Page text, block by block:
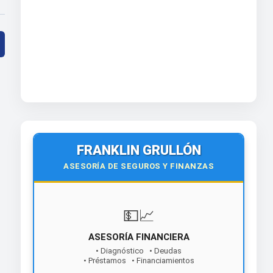
FRANKLIN GRULLÓN
ASESORÍA DE SEGUROS Y FINANZAS
💵📈
ASESORÍA FINANCIERA
• Diagnóstico • Deudas
• Préstamos • Financiamientos
¡Contáctanos hoy!